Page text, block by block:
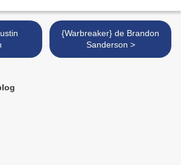
{Warbreaker} de Brandon
Sanderson >